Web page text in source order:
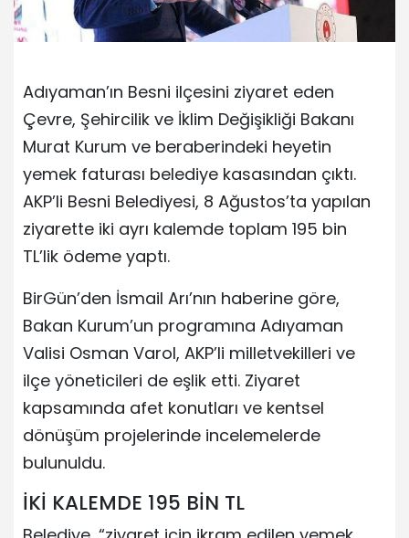
Adıyaman’ın Besni ilçesini ziyaret eden
Çevre, Şehircilik ve İklim Değişikliği Bakanı
Murat Kurum ve beraberindeki heyetin
yemek faturası belediye kasasından çıktı.
AKP’li Besni Belediyesi, 8 Ağustos’ta yapılan
ziyarette iki ayrı kalemde toplam 195 bin
TL’lik ödeme yaptı.
BirGün’den İsmail Arı’nın haberine göre,
Bakan Kurum’un programına Adıyaman
Valisi Osman Varol, AKP’li milletvekilleri ve
ilçe yöneticileri de eşlik etti. Ziyaret
kapsamında afet konutları ve kentsel
dönüşüm projelerinde incelemelerde
bulunuldu.
İKİ KALEMDE 195 BİN TL